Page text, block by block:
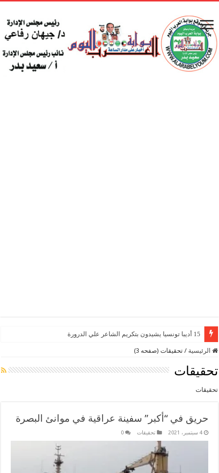
15 أديبا تونسيا يشيدون بتكريم الشاعر علي الدرورة
الرئيسية / تحقيقات (صفحه 3)
تحقيقات
تحقيقات
حريق في “أكبر” سفينة عراقية في موانئ البصرة
4 سبتمبر، 2021 تحقيقات 0